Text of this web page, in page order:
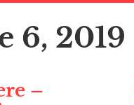
6, 2019
–